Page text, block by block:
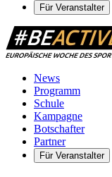
Für Veranstalter
News
Programm
Schule
Kampagne
Botschafter
Partner
Für Veranstalter